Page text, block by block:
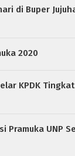
di Buper
2020
KPDK
Pramuka UNP